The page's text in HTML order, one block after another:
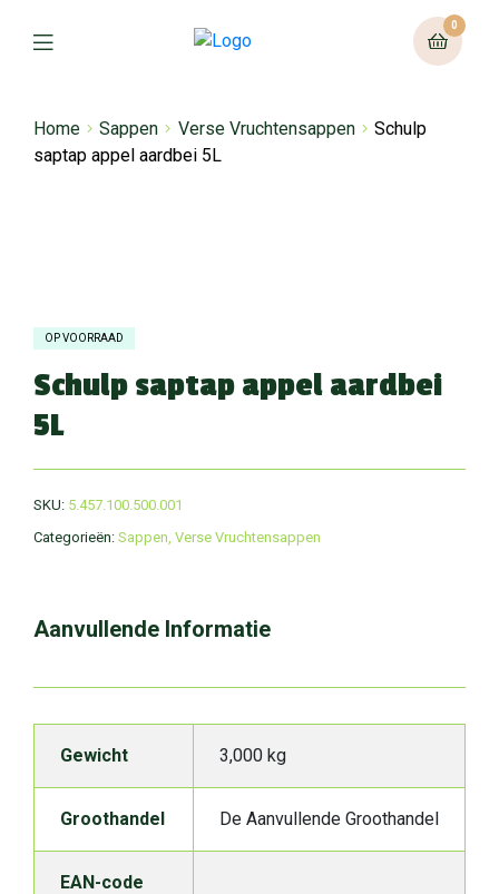
0
Home Sappen Verse Vruchtensappen
Schulp
saptap appel aardbei 5L
OP VOORRAAD
Schulp saptap appel aardbei
5L
SKU: 5.457.100.500.001
Categorieën: Sappen Verse Vruchtensappen
Aanvullende Informatie
Gewicht 3,000 kg
Groothandel De Aanvullende Groothandel
EAN-code